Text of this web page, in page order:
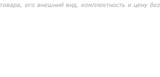
его внешний вид, комплектность и цену без